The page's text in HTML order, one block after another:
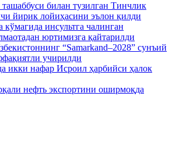
билан тузилган Тинчлик
йирик лойиҳасини эълон қилди
кўмагида инсультга чалинган
юртимизга қайтарилди
“Samarkand–2028” сунъий
учирилди
икки нафар Исроил ҳарбийси ҳалок
нефть экспортини оширмоқда